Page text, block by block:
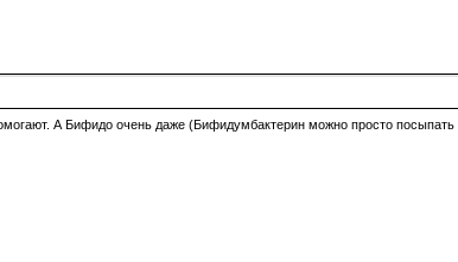
А Бифидо очень даже (Бифидумбактерин можно просто